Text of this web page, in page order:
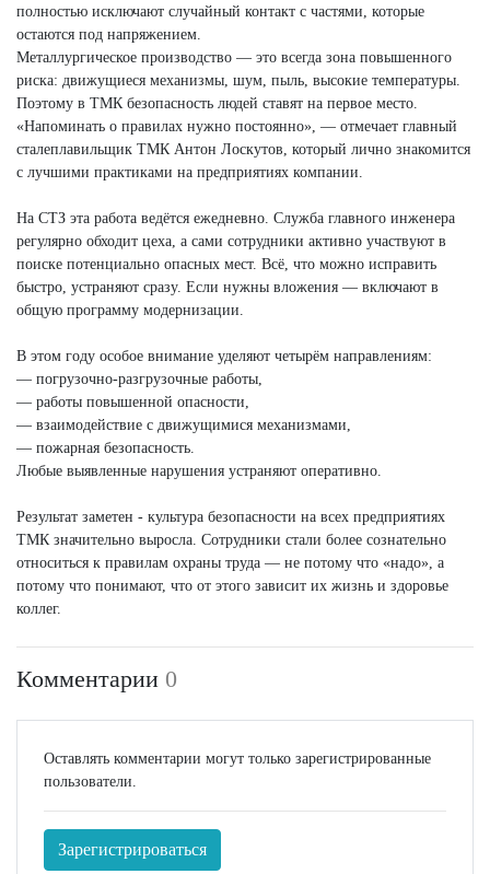
полностью исключают случайный контакт с частями, которые
остаются под напряжением.
Металлургическое производство — это всегда зона повышенного
риска: движущиеся механизмы, шум, пыль, высокие температуры.
Поэтому в ТМК безопасность людей ставят на первое место.
«Напоминать о правилах нужно постоянно», — отмечает главный
сталеплавильщик ТМК Антон Лоскутов, который лично знакомится
с лучшими практиками на предприятиях компании.
На СТЗ эта работа ведётся ежедневно. Служба главного инженера
регулярно обходит цеха, а сами сотрудники активно участвуют в
поиске потенциально опасных мест. Всё, что можно исправить
быстро, устраняют сразу. Если нужны вложения — включают в
общую программу модернизации.
В этом году особое внимание уделяют четырём направлениям:
— погрузочно-разгрузочные работы,
— работы повышенной опасности,
— взаимодействие с движущимися механизмами,
— пожарная безопасность.
Любые выявленные нарушения устраняют оперативно.
Результат заметен - культура безопасности на всех предприятиях
ТМК значительно выросла. Сотрудники стали более сознательно
относиться к правилам охраны труда — не потому что «надо», а
потому что понимают, что от этого зависит их жизнь и здоровье
коллег.
Комментарии 0
Оставлять комментарии могут только зарегистрированные
пользователи.
Зарегистрироваться